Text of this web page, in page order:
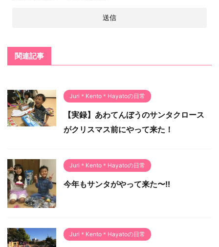
関連記事
Juri＊Kento＊Hayatoの日常
【実録】あわてんぼうのサンタクロース
がクリスマス前にやって来た！
Juri＊Kento＊Hayatoの日常
今年もサンタがやって来た〜!!
Juri＊Kento＊Hayatoの日常